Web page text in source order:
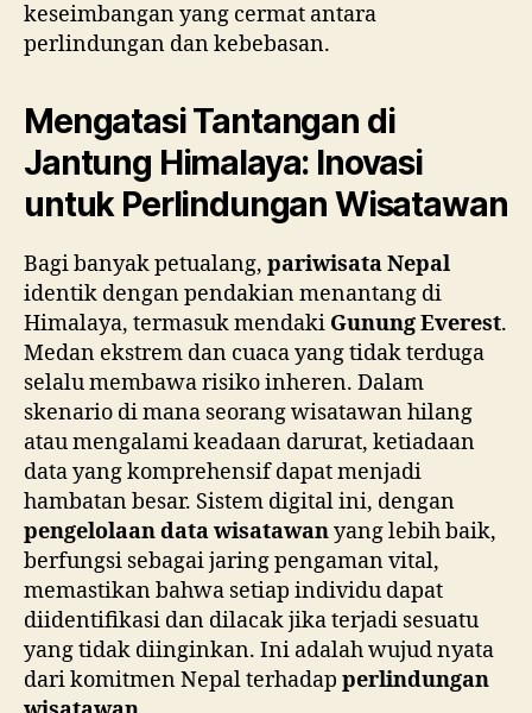
keseimbangan yang cermat antara
perlindungan dan kebebasan.
Mengatasi Tantangan di
Jantung Himalaya: Inovasi
untuk Perlindungan Wisatawan
Bagi banyak petualang, pariwisata Nepal
identik dengan pendakian menantang di
Himalaya, termasuk mendaki Gunung Everest.
Medan ekstrem dan cuaca yang tidak terduga
selalu membawa risiko inheren. Dalam
skenario di mana seorang wisatawan hilang
atau mengalami keadaan darurat, ketiadaan
data yang komprehensif dapat menjadi
hambatan besar. Sistem digital ini, dengan
pengelolaan data wisatawanyang lebih baik,
berfungsi sebagai jaring pengaman vital,
memastikan bahwa setiap individu dapat
diidentifikasi dan dilacak jika terjadi sesuatu
yang tidak diinginkan. Ini adalah wujud nyata
dari komitmen Nepal terhadap perlindungan